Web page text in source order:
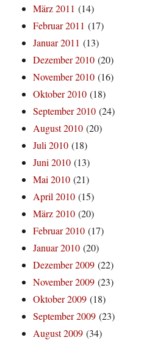
März 2011 (14)
Februar 2011 (17)
Januar 2011 (13)
Dezember 2010 (20)
November 2010 (16)
Oktober 2010 (18)
September 2010 (24)
August 2010 (20)
Juli 2010 (18)
Juni 2010 (13)
Mai 2010 (21)
April 2010 (15)
März 2010 (20)
Februar 2010 (17)
Januar 2010 (20)
Dezember 2009 (22)
November 2009 (23)
Oktober 2009 (18)
September 2009 (23)
August 2009 (34)